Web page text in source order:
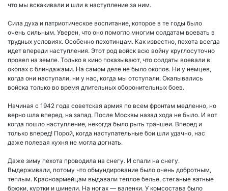
что мы вскакивали и шли в наступление за ним.
Сила духа и патриотическое воспитание, которое в те годы было
очень сильным. Уверен, что оно помогло многим солдатам воевать в
трудных условиях. Особенно пехотинцам. Как известно, пехота всегда
идет впереди наступления. Этот род войск всю войну круглосуточно
провел на земле. Только в кино показывают, что солдаты воевали в
окопах с блиндажами. На самом деле не было окопов. Ни у немцев,
когда они наступали, ни у нас, когда мы отступали. Окапывались
войска только во время длительных оборонительных боев.
Начиная с 1942 года советская армия по всем фронтам медленно, но
верно шла вперед, на запад. После Москвы назад хода не было. И вот
когда пошло наступление, некогда было рыть траншеи. Вперед и
только вперед! Порой, когда наступательные бои шли удачно, нас
даже полевая кухня не могла догнать.
Даже зиму пехота проводила на снегу. И спали на снегу.
Выдерживали, потому что обмундирование было очень добротным,
теплым. Красноармейцам выдавали теплое белье, стеганые ватные
брюки, куртки и шинели. На ногах — валенки. У комсостава было